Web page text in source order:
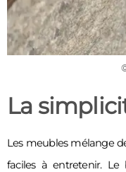
La
Les meubles mélange
faciles à entretenir. Le